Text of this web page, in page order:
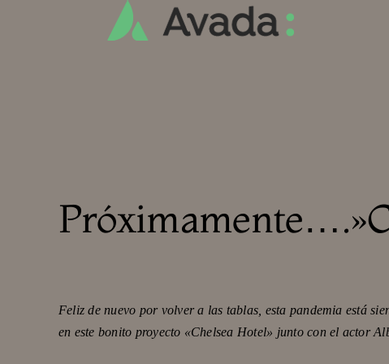
Feliz de nuevo por volver a las tablas, esta pandemia está
en este bonito proyecto «Chelsea Hotel» junto con el actor